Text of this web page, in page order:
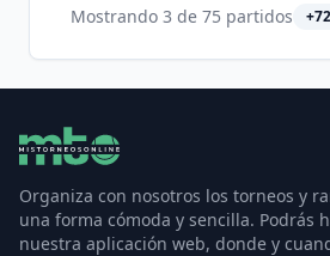
Mostrando 3 de 75 partidos +72
Organiza con nosotros los torneos y
una forma cómoda y sencilla. Podrás
nuestra aplicación web, donde y